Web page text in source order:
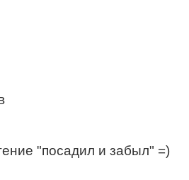
"посадил и забыл" =)